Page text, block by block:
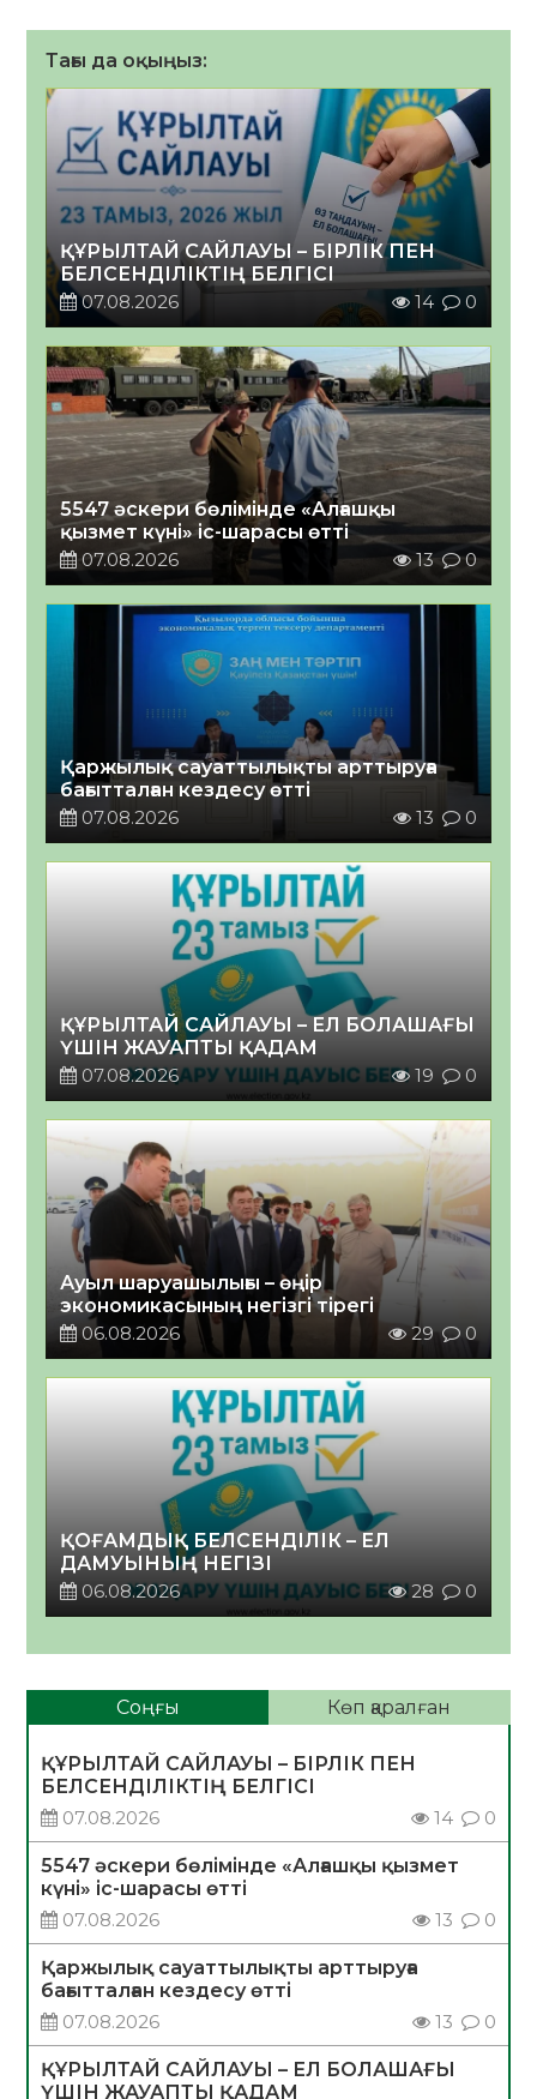
Тағы да оқыңыз:
ҚҰРЫЛТАЙ САЙЛАУЫ – БІРЛІК ПЕН
БЕЛСЕНДІЛІКТІҢ БЕЛГІСІ
07.08.2026
14 0
5547 әскери бөлімінде «Алғашқы
қызмет күні» іс-шарасы өтті
07.08.2026
13 0
Қаржылық сауаттылықты арттыруға
бағытталған кездесу өтті
07.08.2026
13 0
ҚҰРЫЛТАЙ САЙЛАУЫ – ЕЛ БОЛАШАҒЫ
ҮШІН ЖАУАПТЫ ҚАДАМ
07.08.2026
19 0
Ауыл шаруашылығы – өңір
экономикасының негізгі тірегі
06.08.2026
29 0
ҚОҒАМДЫҚ БЕЛСЕНДІЛІК – ЕЛ
ДАМУЫНЫҢ НЕГІЗІ
06.08.2026
28 0
Соңғы Көп қаралған
ҚҰРЫЛТАЙ САЙЛАУЫ – БІРЛІК ПЕН
БЕЛСЕНДІЛІКТІҢ БЕЛГІСІ
07.08.2026
14 0
5547 әскери бөлімінде «Алғашқы қызмет
күні» іс-шарасы өтті
07.08.2026
13 0
Қаржылық сауаттылықты арттыруға
бағытталған кездесу өтті
07.08.2026
13 0
ҚҰРЫЛТАЙ САЙЛАУЫ – ЕЛ БОЛАШАҒЫ
ҮШІН ЖАУАПТЫ ҚАДАМ